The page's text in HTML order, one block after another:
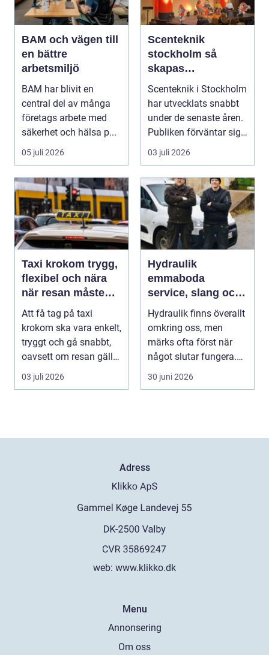
BAM och vägen till
en bättre
arbetsmiljö
BAM har blivit en
central del av många
företags arbete med
säkerhet och hälsa p...
05 juli 2026
Scenteknik
stockholm så
skapas
minnesvärda
upplevelser på
scen
Scenteknik i Stockholm
har utvecklats snabbt
under de senaste åren.
Publiken förväntar sig i
dag mer...
03 juli 2026
Taxi krokom trygg,
flexibel och nära
när resan måste
fungera
Att få tag på taxi
krokom ska vara enkelt,
tryggt och gå snabbt,
oavsett om resan gäller
jobbet, bar...
03 juli 2026
Hydraulik
emmaboda
service, slang och
smarta lösningar
nära till hands
Hydraulik finns överallt
omkring oss, men
märks ofta först när
något slutar fungera.
Maskiner stanna...
30 juni 2026
Adress
web: www.klikko.dk
Menu
Annonsering
Om oss